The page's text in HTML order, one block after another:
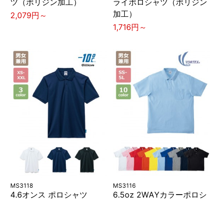
2,079円～
加工）
1,716円～
MS3118
4.6オンス ポロシャツ
MS3116
6.5oz 2WAYカラーポロシ